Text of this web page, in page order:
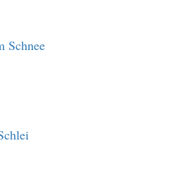
Schnee